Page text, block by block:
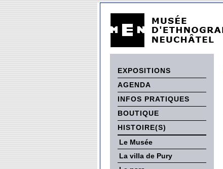
EXPOSITIONS
AGENDA
INFOS PRATIQUES
BOUTIQUE
HISTOIRE(S)
Le Musée
La villa de Pury